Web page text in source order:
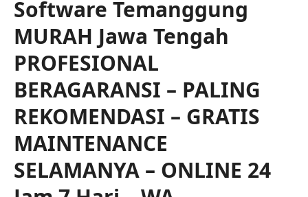
Software Temanggung
MURAH Jawa Tengah
PROFESIONAL
BERAGARANSI – PALING
REKOMENDASI – GRATIS
MAINTENANCE
SELAMANYA – ONLINE 24